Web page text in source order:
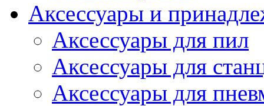
Аксессуары и
Аксессуары для пил
Аксессуары для
Аксессуары для